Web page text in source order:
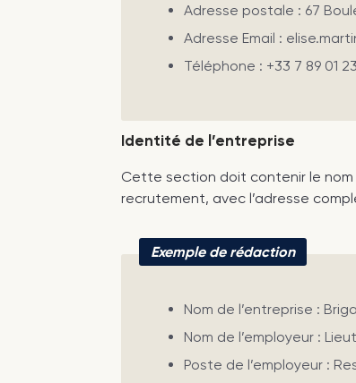
Adresse postale : 67
Adresse Email :
Téléphone : +33 7 89 01
Identité de l’entreprise
Cette section doit contenir le nom
recrutement, avec l’adresse
Exemple de rédaction
Nom de l’entreprise :
Nom de l’employeur :
Poste de l’employeur :